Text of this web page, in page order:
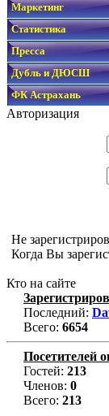
Маркетинг
Статистика
Пресса
Дубль и ДЮСШ
ФК Астрахань
Авторизация
Не
Когда Вы
Кто на сайте
Последний:
Всего: 6654
Посетителей
Гостей: 213
Членов: 0
Всего: 213